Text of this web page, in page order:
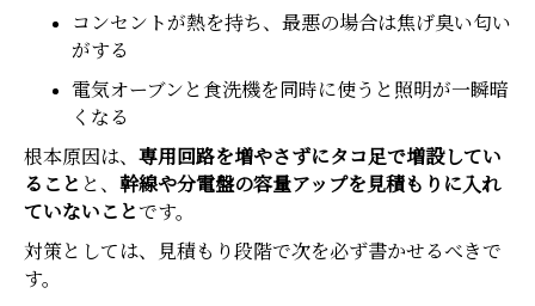
コンセントが熱を持ち、最悪の場合は焦げ臭い匂い
がする
電気オーブンと食洗機を同時に使うと照明が一瞬暗
くなる
根本原因は、 専用回路を増やさずにタコ足で増設してい
ること と、 幹線や分電盤の容量アップを見積もりに入れ
ていないことです。
対策としては、見積もり段階で次を必ず書かせるべきで
す。